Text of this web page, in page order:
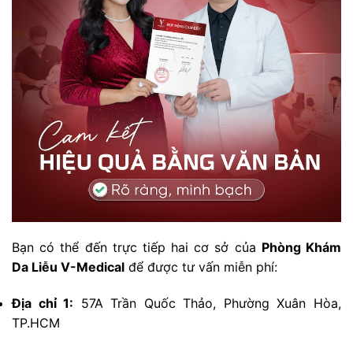
Bạn có thể đến trực tiếp hai cơ sở của Phòng Khám
Da Liễu V-Medical để được tư vấn miễn phí:
Địa chỉ 1: 57A Trần Quốc Thảo, Phường Xuân Hòa,
TP.HCM